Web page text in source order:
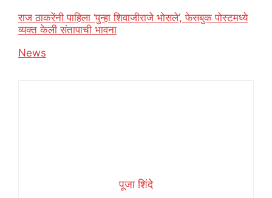
राज ठाकरेंनी पाहिला ‘पुन्हा शिवाजीराजे भोसले’, फेसबुक पोस्टमध्ये
व्यक्त केली संतापाची भावना
In relation to
News
पूजा शिंदे